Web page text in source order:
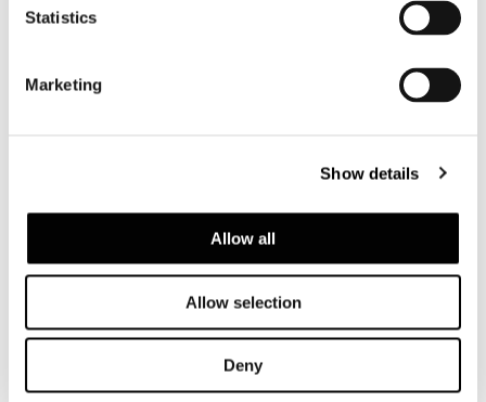
Statistics
Marketing
Show details
Allow all
Allow selection
Deny